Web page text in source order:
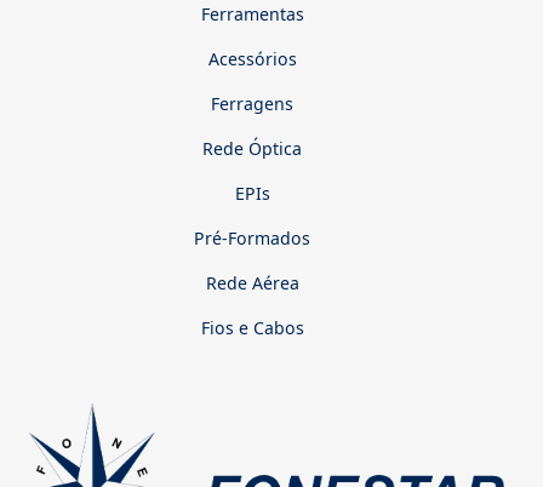
Ferramentas
Acessórios
Ferragens
Rede Óptica
EPIs
Pré-Formados
Rede Aérea
Fios e Cabos